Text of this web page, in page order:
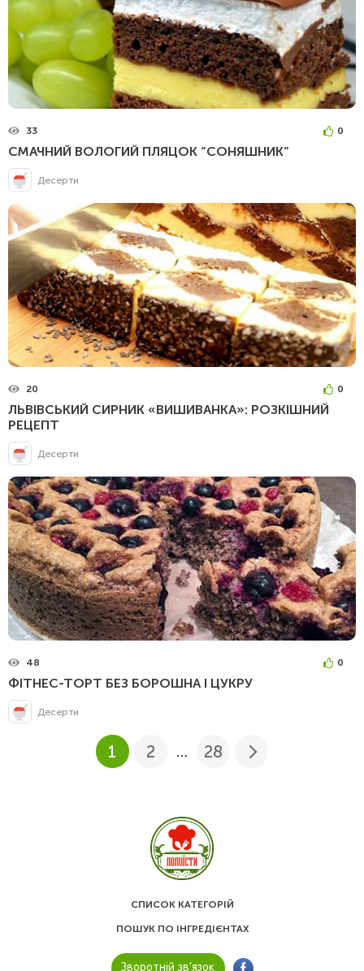
33 0
СМАЧНИЙ ВОЛОГИЙ ПЛЯЦОК “СОНЯШНИК”
Десерти
20 0
ЛЬВІВСЬКИЙ СИРНИК «ВИШИВАНКА»: РОЗКІШНИЙ
РЕЦЕПТ
Десерти
48 0
ФІТНЕС-ТОРТ БЕЗ БОРОШНА І ЦУКРУ
Десерти
1 2 … 28
СПИСОК КАТЕГОРІЙ
ПОШУК ПО ІНГРЕДІЄНТАХ
Зворотній зв’язок